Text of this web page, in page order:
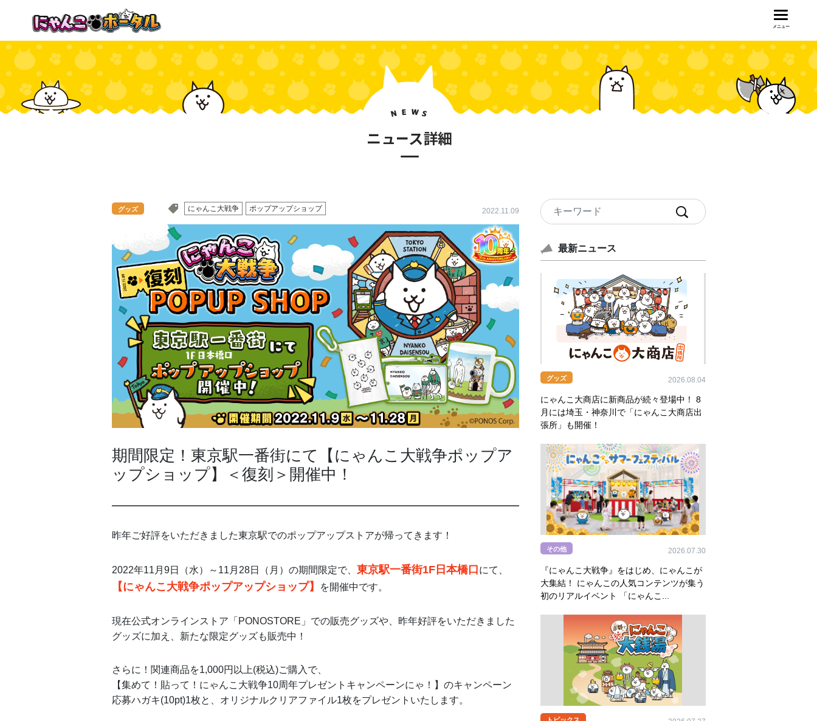
メニュー
グッズ にゃんこ大戦争 ポップアップショップ 2022.11.09
期間限定！東京駅一番街にて【にゃんこ大戦争ポップア
ップショップ】＜復刻＞開催中！
昨年ご好評をいただきました東京駅でのポップアップストアが帰ってきます！
2022年11月9日（水）～11月28日（月）の期間限定で、 東京駅一番街1F日本橋口 にて、
【にゃんこ大戦争ポップアップショップ】 を開催中です。
現在公式オンラインストア「PONOSTORE」での販売グッズや、昨年好評をいただきました
グッズに加え、新たな限定グッズも販売中！
さらに！関連商品を1,000円以上(税込)ご購入で、
【集めて！貼って！にゃんこ大戦争10周年プレゼントキャンペーンにゃ！】のキャンペーン
応募ハガキ(10pt)1枚と、オリジナルクリアファイル1枚をプレゼントいたします。
最新ニュース
グッズ 2026.08.04
にゃんこ大商店に新商品が続々登場中！ 8
月には埼玉・神奈川で「にゃんこ大商店出
張所」も開催！
その他 2026.07.30
『にゃんこ大戦争』をはじめ、にゃんこが
大集結！ にゃんこの人気コンテンツが集う
初のリアルイベント 「にゃんこ...